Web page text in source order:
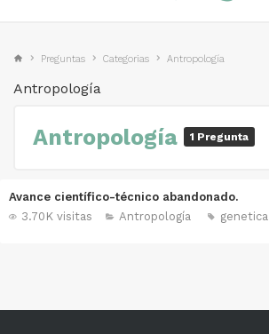
Preguntas Categorias Antropología
Antropología
Antropología 1 Pregunta
Avance científico-técnico abandonado.
3.70K visitas
Antropología genetica